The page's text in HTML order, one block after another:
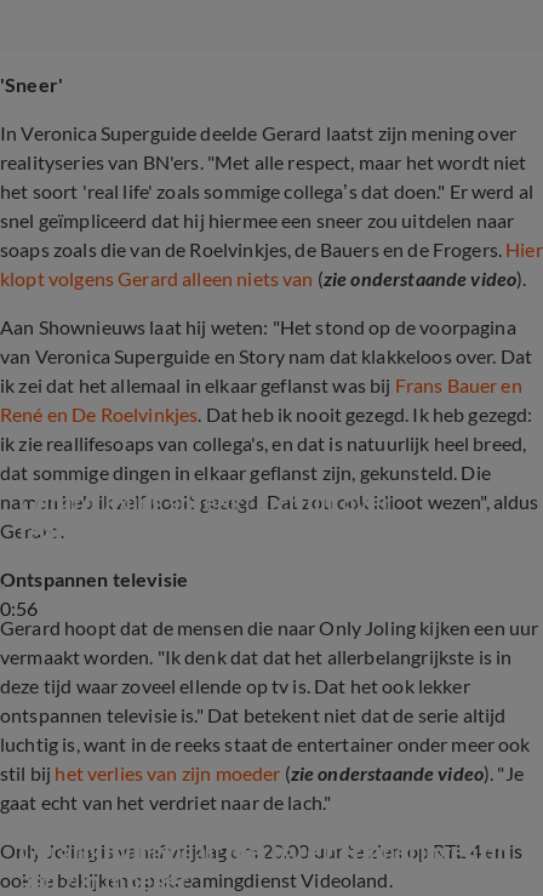
'Sneer'
In Veronica Superguide deelde Gerard laatst zijn mening over
realityseries van BN'ers. "Met alle respect, maar het wordt niet
het soort 'real life' zoals sommige collega’s dat doen." Er werd al
snel geïmpliceerd dat hij hiermee een sneer zou uitdelen naar
soaps zoals die van de Roelvinkjes, de Bauers en de Frogers. Hier
klopt volgens Gerard alleen niets van (zie onderstaande video).
Aan Shownieuws laat hij weten: "Het stond op de voorpagina
van Veronica Superguide en Story nam dat klakkeloos over. Dat
ik zei dat het allemaal in elkaar geflanst was bij Frans Bauer en
René en De Roelvinkjes. Dat heb ik nooit gezegd. Ik heb gezegd:
ik zie reallifesoaps van collega's, en dat is natuurlijk heel breed,
dat sommige dingen in elkaar geflanst zijn, gekunsteld. Die
namen heb ik zelf nooit gezegd. Dat zou ook idioot wezen", aldus
Gerard.
0:56
Gerard Joling spreekt zich uit over
reallifesoaps van collega's
Ontspannen televisie
Gerard hoopt dat de mensen die naar Only Joling kijken een uur
vermaakt worden. "Ik denk dat dat het allerbelangrijkste is in
deze tijd waar zoveel ellende op tv is. Dat het ook lekker
ontspannen televisie is." Dat betekent niet dat de serie altijd
luchtig is, want in de reeks staat de entertainer onder meer ook
stil bij het verlies van zijn moeder (zie onderstaande video). "Je
gaat echt van het verdriet naar de lach."
Only Joling is vanaf vrijdag om 20.00 uur te zien op RTL 4 en is
ook te bekijken op streamingdienst Videoland.
Gerard Joling haalt dierbare herinneringen op
aan zijn moeder